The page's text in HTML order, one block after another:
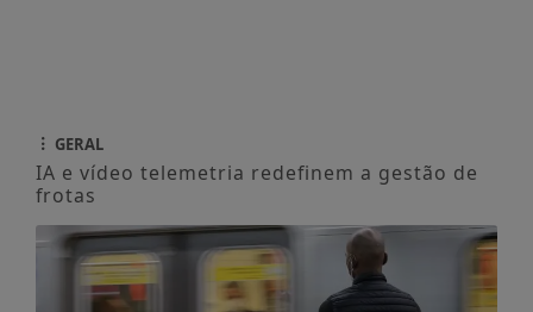
GERAL
IA e vídeo telemetria redefinem a gestão de
frotas